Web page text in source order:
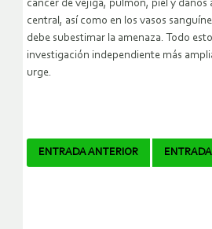
cáncer de vejiga, pulmón, piel y daños
central, así como en los vasos
debe subestimar la amenaza. Todo
investigación independiente más
urge.
Navegador
ENTRADA ANTERIOR